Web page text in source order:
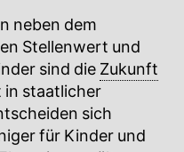
neben dem
Stellenwert und
sind die Zukunft
in staatlicher
sich
für Kinder und